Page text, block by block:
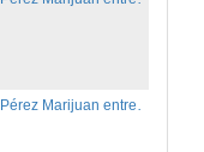
JAI'2022 Roberto Pérez Marijuan entrevista a Juan José Areal (Stellantis)